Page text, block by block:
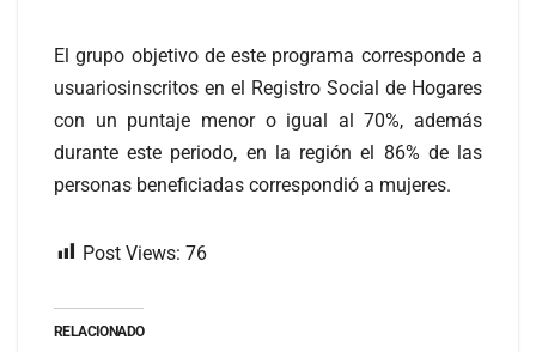
El grupo objetivo de este programa corresponde a
usuariosinscritos en el Registro Social de Hogares
con un puntaje menor o igual al 70%, además
durante este periodo, en la región el 86% de las
personas beneficiadas correspondió a mujeres.
Post Views: 76
RELACIONADO